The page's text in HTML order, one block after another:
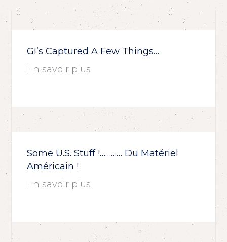
GI’s Captured A Few Things…
En savoir plus
Some U.S. Stuff !………… Du Matériel
Américain !
En savoir plus